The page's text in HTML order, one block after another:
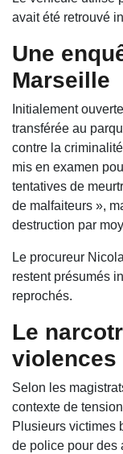
avait été retrouvé
Une
Marseille
Initialement
transférée au
contre la
mis en examen
tentatives de
de malfaiteurs »,
destruction par
Le procureur
restent présumés
reprochés.
Le
violences
Selon les
contexte de
Plusieurs victimes
de police pour des